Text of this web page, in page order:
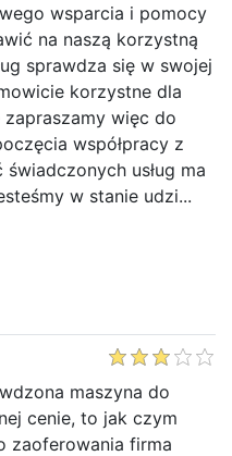
wsparcia i pomocy
na naszą korzystną
sprawdza się w swojej
korzystne dla
więc do
współpracy z
usług ma
w stanie udzi...
maszyna do
cenie, to jak czym
zaoferowania firma